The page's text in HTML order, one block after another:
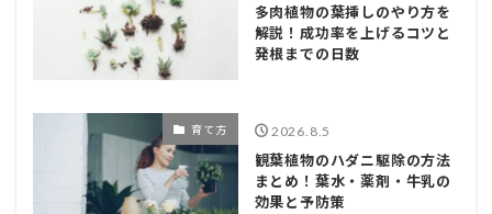
多肉植物の葉挿しのやり方を
解説！成功率を上げるコツと
発根までの日数
育て方 2026.8.5
観葉植物のハダニ駆除の方法
まとめ！葉水・薬剤・牛乳の
効果と予防策